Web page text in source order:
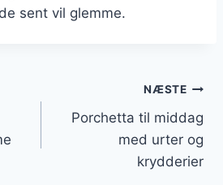
sent vil glemme.
NÆSTE
Porchetta til middag
med urter og
krydderier